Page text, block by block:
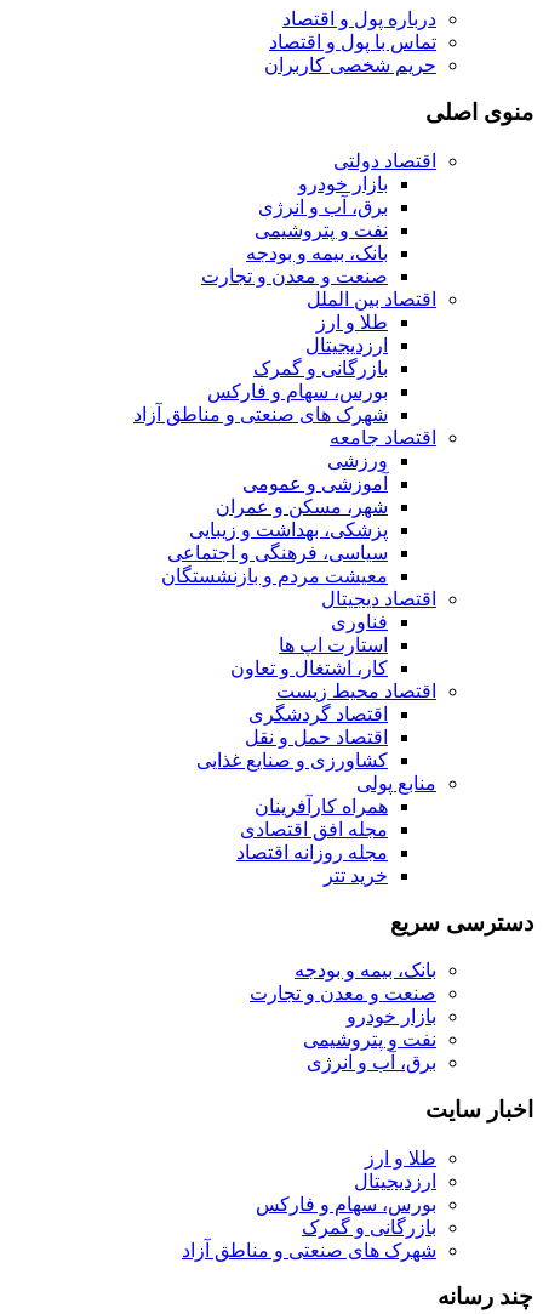
درباره پول و اقتصاد
تماس با پول و اقتصاد
حریم شخصی کاربران
منوی اصلی
اقتصاد دولتی
بازار خودرو
برق، آب و انرژی
نفت و پتروشیمی
بانک، بیمه و بودجه
صنعت و معدن و تجارت
اقتصاد بین الملل
طلا و ارز
ارزدیجیتال
بازرگانی و گمرک
بورس، سهام و فارکس
شهرک های صنعتی و مناطق آزاد
اقتصاد جامعه
ورزشی
آموزشی و عمومی
شهر، مسکن و عمران
پزشکی، بهداشت و زیبایی
سیاسی، فرهنگی و اجتماعی
معیشت مردم و بازنشستگان
اقتصاد دیجیتال
فناوری
استارت اپ ها
کار، اشتغال و تعاون
اقتصاد محیط زیست
اقتصاد گردشگری
اقتصاد حمل و نقل
کشاورزی و صنایع غذایی
منابع پولی
همراه کارآفرینان
مجله افق اقتصادی
مجله روزانه اقتصاد
خرید تتر
دسترسی سریع
بانک، بیمه و بودجه
صنعت و معدن و تجارت
بازار خودرو
نفت و پتروشیمی
برق، آب و انرژی
اخبار سایت
طلا و ارز
ارزدیجیتال
بورس، سهام و فارکس
بازرگانی و گمرک
شهرک های صنعتی و مناطق آزاد
چند رسانه